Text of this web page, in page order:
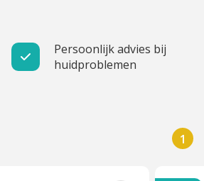
Persoonlijk advies bij
huidproblemen
1